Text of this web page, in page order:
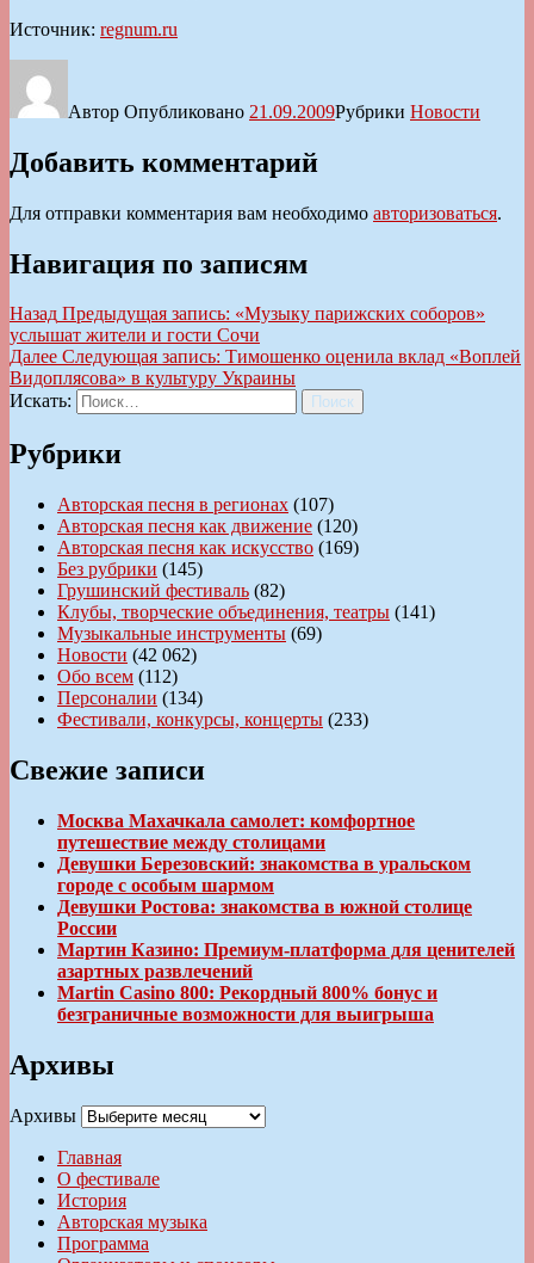
Источник: regnum.ru
Автор Опубликовано 21.09.2009Рубрики Новости
Добавить комментарий
Для отправки комментария вам необходимо авторизоваться.
Навигация по записям
Назад Предыдущая запись: «Музыку парижских соборов»
услышат жители и гости Сочи
Далее Следующая запись: Тимошенко оценила вклад «Воплей
Видоплясова» в культуру Украины
Искать:
Поиск
Рубрики
Авторская песня в регионах (107)
Авторская песня как движение (120)
Авторская песня как искусство (169)
Без рубрики (145)
Грушинский фестиваль (82)
Клубы, творческие объединения, театры (141)
Музыкальные инструменты (69)
Новости (42 062)
Обо всем (112)
Персоналии (134)
Фестивали, конкурсы, концерты (233)
Свежие записи
Москва Махачкала самолет: комфортное
путешествие между столицами
Девушки Березовский: знакомства в уральском
городе с особым шармом
Девушки Ростова: знакомства в южной столице
России
Мартин Казино: Премиум-платформа для ценителей
азартных развлечений
Martin Casino 800: Рекордный 800% бонус и
безграничные возможности для выигрыша
Архивы
Архивы
Главная
О фестивале
История
Авторская музыка
Программа